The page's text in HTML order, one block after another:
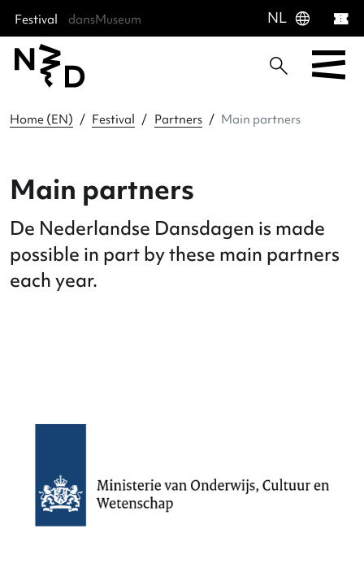
Sla menu over
Ga direct naar hoofdnavigatie
Ga direct naar footer
Festival dansMuseum NL language
Home (EN) Festival Partners Main partners
Main partners
De Nederlandse Dansdagen is made
possible in part by these main